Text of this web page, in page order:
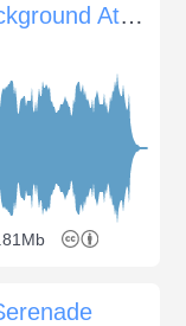
UNIVERSFIELD - Horror Background Atmosphere #8